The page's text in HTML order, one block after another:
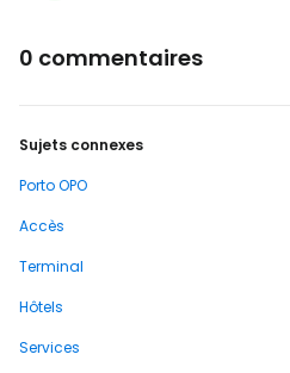
0 commentaires
Sujets connexes
Porto OPO
Accès
Terminal
Hôtels
Services